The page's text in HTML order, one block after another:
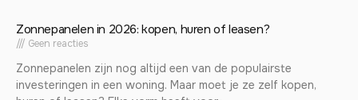
Zonnepanelen in 2026: kopen, huren of leasen?
Geen reacties
Zonnepanelen zijn nog altijd een van de populairste
investeringen in een woning. Maar moet je ze zelf kopen,